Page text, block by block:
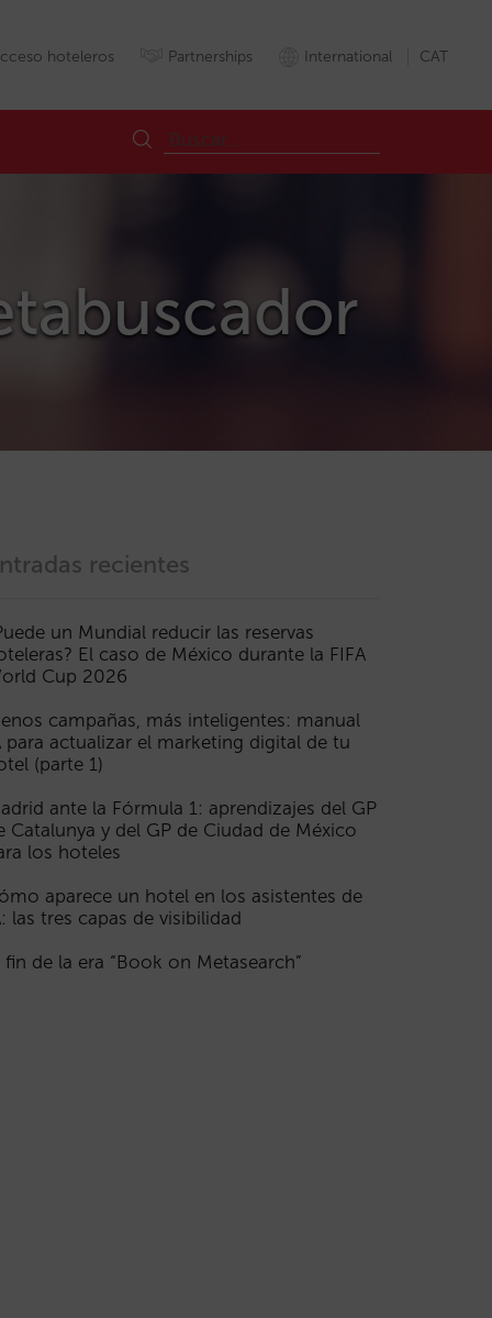
hoteleros Partnerships International CAT
recientes
un Mundial reducir las reservas
El caso de México durante la FIFA
Cup 2026
campañas, más inteligentes: manual
para actualizar el marketing digital de tu
(parte 1)
ante la Fórmula 1: aprendizajes del GP
Catalunya y del GP de Ciudad de México
los hoteles
aparece un hotel en los asistentes de
las tres capas de visibilidad
fin de la era “Book on Metasearch”